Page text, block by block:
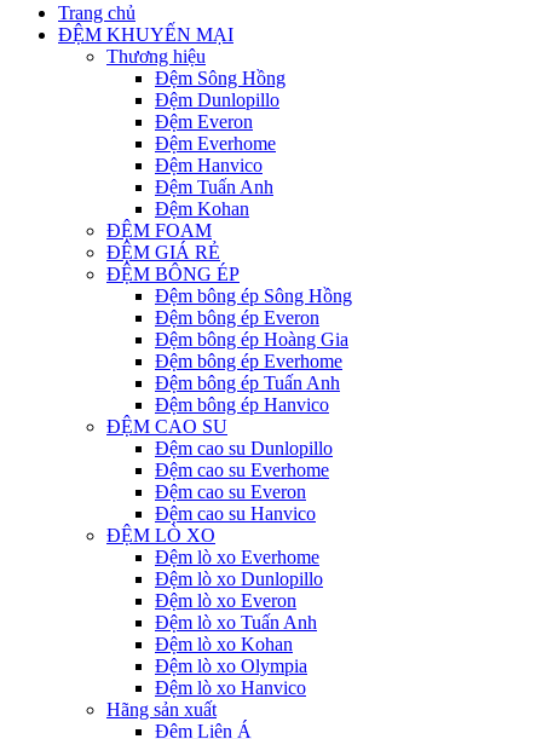
Trang chủ
ĐỆM KHUYẾN MẠI
Thương hiệu
Đệm Sông Hồng
Đệm Dunlopillo
Đệm Everon
Đệm Everhome
Đệm Hanvico
Đệm Tuấn Anh
Đệm Kohan
ĐỆM FOAM
ĐỆM GIÁ RẺ
ĐỆM BÔNG ÉP
Đệm bông ép Sông Hồng
Đệm bông ép Everon
Đệm bông ép Hoàng Gia
Đệm bông ép Everhome
Đệm bông ép Tuấn Anh
Đệm bông ép Hanvico
ĐỆM CAO SU
Đệm cao su Dunlopillo
Đệm cao su Everhome
Đệm cao su Everon
Đệm cao su Hanvico
ĐỆM LÒ XO
Đệm lò xo Everhome
Đệm lò xo Dunlopillo
Đệm lò xo Everon
Đệm lò xo Tuấn Anh
Đệm lò xo Kohan
Đệm lò xo Olympia
Đệm lò xo Hanvico
Hãng sản xuất
Đệm Liên Á